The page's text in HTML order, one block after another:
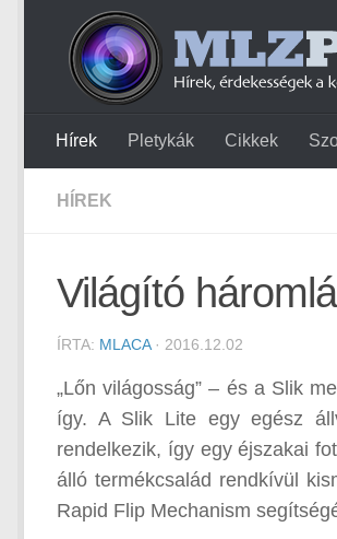
Hírek Pletykák Cikkek
HÍREK
Világító
ÍRTA: MLACA· 2016.12.02
„Lőn világosság” – és a Slik
így. A Slik Lite egy egész
rendelkezik, így egy éjszakai
álló termékcsalád rendkívül
Rapid Flip Mechanism